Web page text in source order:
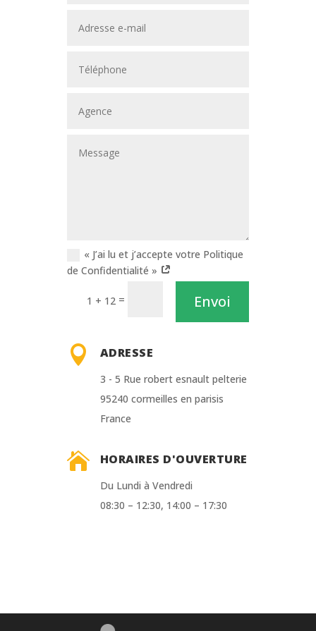
« J’ai lu et j’accepte votre Politique
de Confidentialité »
1 + 12 = Envoi
 ADRESSE
3 - 5 Rue robert esnault pelterie
95240 cormeilles en parisis
France
 HORAIRES D'OUVERTURE
Du Lundi à Vendredi
08:30 – 12:30, 14:00 – 17:30